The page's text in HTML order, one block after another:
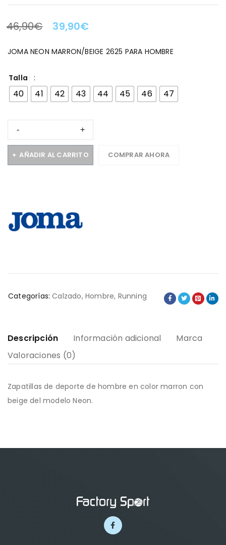
LA OFERTA TERMINA EN:
46,90€ 39,90€
JOMA NEON MARRON/BEIGE 2625 PARA HOMBRE
Talla
40 41 42 43 44 45 46 47
AÑADIR AL CARRITO COMPRAR AHORA
Categorías: Calzado,Hombre, Running
Descripción Información adicional
Marca
Valoraciones (0)
Zapatillas de deporte de hombre en color marron con
beige del modelo Neon.